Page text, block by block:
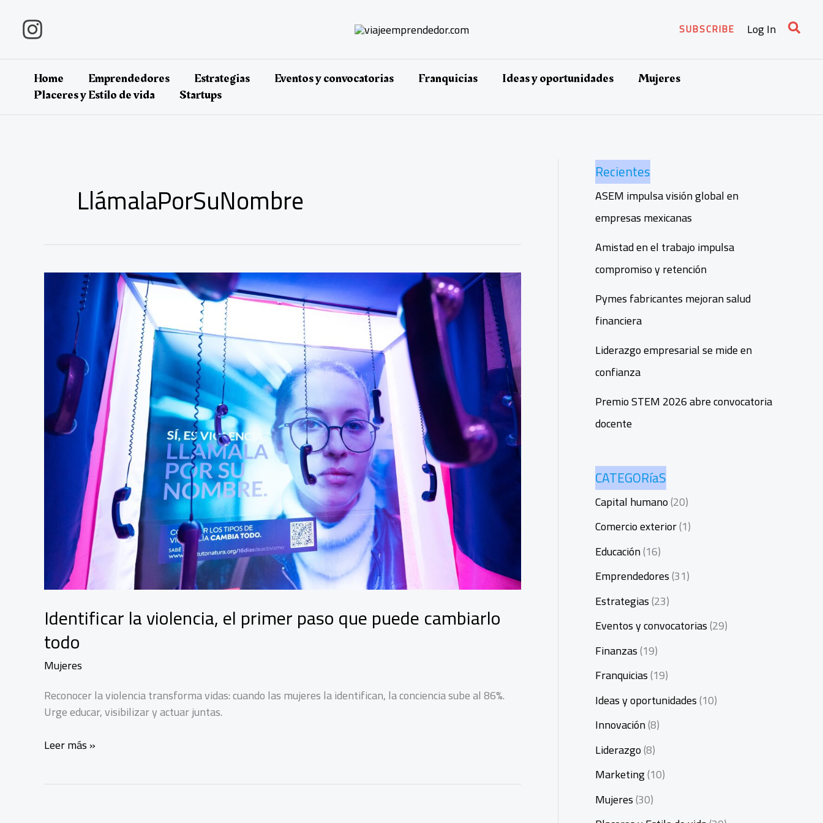
contenido
SUBSCRIBE Log In
Home Emprendedores Estrategias Eventos y convocatorias Franquicias Ideas y oportunidades
Mujeres
Placeres y Estilo de vida
Startups
LlámalaPorSuNombre
Identificar la violencia, el primer paso que puede cambiarlo
todo
Mujeres
Reconocer la violencia transforma vidas: cuando las mujeres la identifican, la conciencia sube al 86%.
Urge educar, visibilizar y actuar juntas.
Identificar
Leer más »
Recientes
ASEM impulsa visión global en
empresas mexicanas
Amistad en el trabajo impulsa
compromiso y retención
Pymes fabricantes mejoran salud
financiera
Liderazgo empresarial se mide en
confianza
Premio STEM 2026 abre convocatoria
docente
CATEGORíaS
Capital humano(20)
Comercio exterior(1)
Educación(16)
Emprendedores(31)
Estrategias(23)
Eventos y convocatorias(29)
Finanzas(19)
Franquicias(19)
Ideas y oportunidades(10)
Innovación(8)
Liderazgo(8)
Marketing(10)
Mujeres(30)